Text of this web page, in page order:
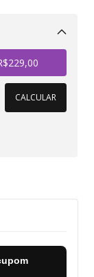
CALCULAR